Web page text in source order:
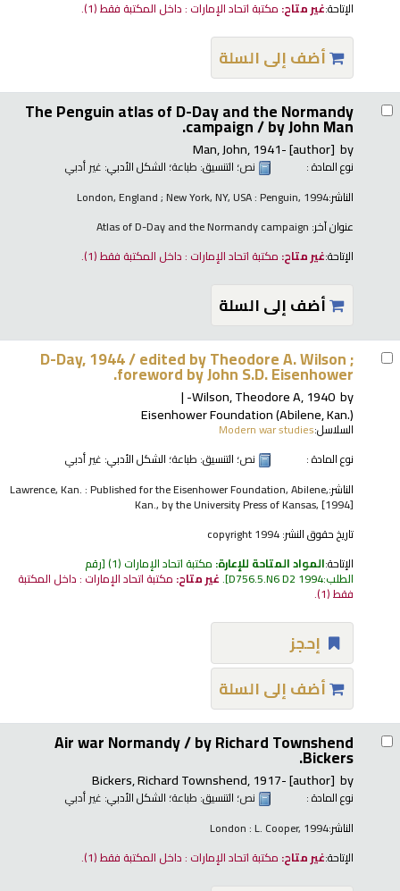
الإتاحة:غير متاح: مكتبة اتحاد الإمارات : داخل المكتبة فقط(1).
أضف إلى السلة
The Penguin atlas of D-Day and the Normandy
campaign /by John Man.
by
Man, John, 1941-[author]
نوع المادة : نص؛ التنسيق: طباعة؛ الشكل الأدبي: غير أدبي
الناشر:London, England ; New York, NY, USA : Penguin, 1994
عنوان آخر: Atlas of D-Day and the Normandy campaign
الإتاحة:غير متاح: مكتبة اتحاد الإمارات : داخل المكتبة فقط(1).
أضف إلى السلة
D-Day, 1944 /edited by Theodore A. Wilson ;
foreword by John S.D. Eisenhower.
by
Wilson, Theodore A, 1940-
Eisenhower Foundation (Abilene, Kan.)
السلاسل:Modern war studies
نوع المادة :
نص؛ التنسيق: طباعة؛ الشكل الأدبي: غير أدبي
الناشر:Lawrence, Kan. : Published for the Eisenhower Foundation, Abilene,
Kan., by the University Press of Kansas, [1994]
تاريخ حقوق النشر:
الإتاحة:المواد المتاحة للإعارة: مكتبة اتحاد الإمارات (1) رقم
الطلب:D756.5.N6 D2 1994
.غير متاح: مكتبة اتحاد الإمارات : داخل المكتبة
فقط(1).
إحجز
أضف إلى السلة
Air war Normandy /by Richard Townshend
Bickers.
by
Bickers, Richard Townshend, 1917-[author]
نوع المادة : نص؛ التنسيق: طباعة؛ الشكل الأدبي: غير أدبي
الناشر:London : L. Cooper, 1994
الإتاحة:غير متاح: مكتبة اتحاد الإمارات : داخل المكتبة فقط(1).